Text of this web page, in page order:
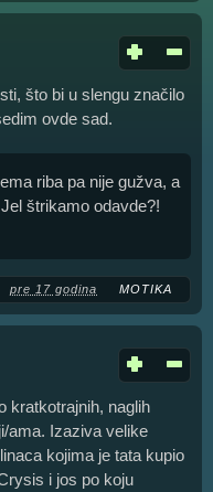
što bi u slengu značilo
ovde sad.
riba pa nije gužva, a
štrikamo odavde?!
pre 17 godina MOTIKA
kratkotrajnih, naglih
ama. Izaziva velike
kojima je tata kupio
i jos po koju